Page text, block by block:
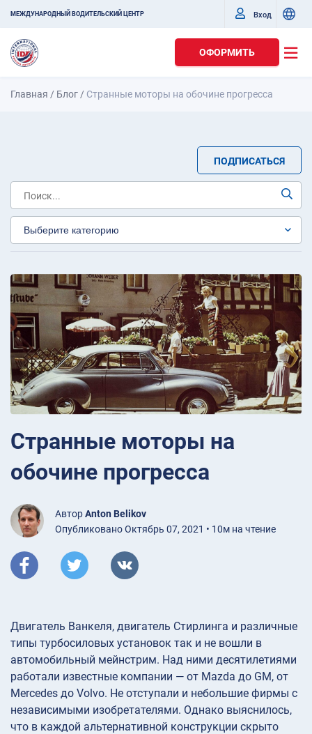
МЕЖДУНАРОДНЫЙ ВОДИТЕЛЬСКИЙ ЦЕНТР Вход
ОФОРМИТЬ
Главная / Блог / Странные моторы на обочине прогресса
ПОДПИСАТЬСЯ
Странные моторы на
обочине прогресса
АвторAnton Belikov
Опубликовано Октябрь 07, 2021 • 10м на чтение
Двигатель Ванкеля, двигатель Стирлинга и различные
типы турбосиловых установок так и не вошли в
автомобильный мейнстрим. Над ними десятилетиями
работали известные компании — от Mazda до GM, от
Mercedes до Volvo. Не отступали и небольшие фирмы с
независимыми изобретателями. Однако выяснилось,
что в каждой альтернативной конструкции скрыто